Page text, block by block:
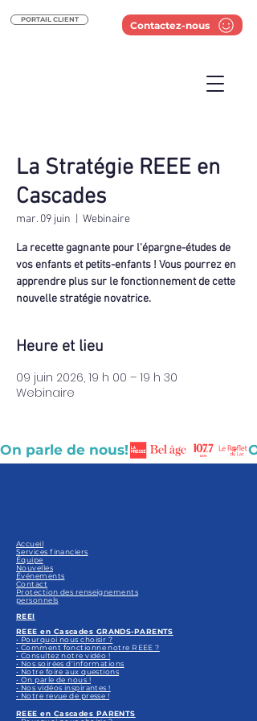
PORTAIL CLIENT Contactez-nous
La Stratégie REEE en
Cascades
mar. 09 juin Webinaire
La recette gagnante pour l'épargne-études de
vos enfants et petits-enfants ! Vous pourrez en
apprendre plus sur le fonctionnement de cette
nouvelle stratégie novatrice.
Heure et lieu
09 juin 2026, 19 h 00 – 19 h 30
Webinaire
On parle de nous!
Accueil
Services financiers
Équipe
Nouvelles
Événements
Contact
Protection des renseignements
personnels
REEI
REEE en Cascades GRANDS-PARENTS
• Pourquoi nous choisir ?
• Comment fonctionne notre REEE ?
• Consultez notre vidéo !
• Nos soirées d'informations
• Notre foire aux questions
• On parle de nous !
• Nos vidéos inspirantes !
• Notre revue de presse !
REEE en Cascades PARENTS